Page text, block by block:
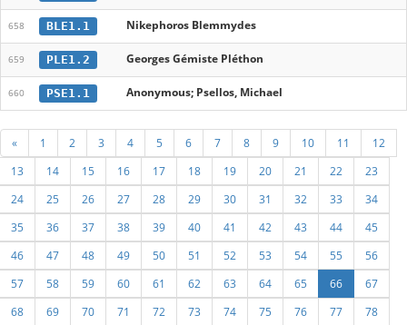
658 BLE1.1 Nikephoros Blemmydes
659 PLE1.2 Georges Gémiste Pléthon
660 PSE1.1 Anonymous; Psellos, Michael
« 1 2 3 4 5 6 7 8 9 10 11
12
13
14 15 16 17 18 19 20 21 22
23
24
25 26 27 28 29 30 31 32 33
34
35
36 37 38 39 40 41 42 43 44
45
46
47 48 49 50 51 52 53 54 55
56
57
58 59 60 61 62 63 64 65 66
67
68
69 70 71 72 73 74 75 76 77
78